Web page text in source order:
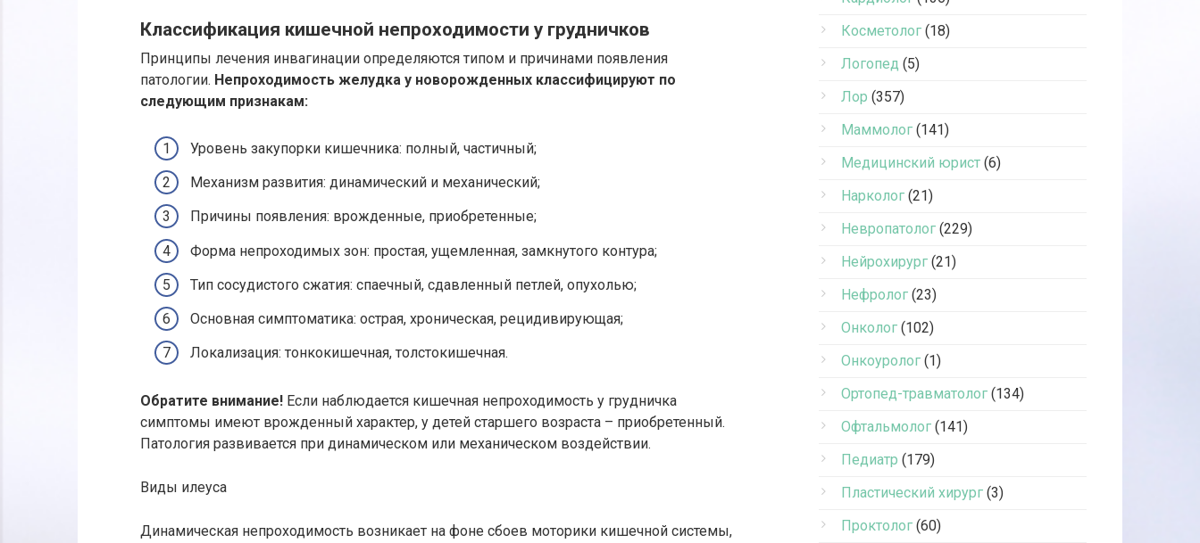
Классификация кишечной непроходимости у грудничков
Принципы лечения инвагинации определяются типом и причинами появления
патологии. Непроходимость желудка у новорожденных классифицируют по
следующим признакам:
Уровень закупорки кишечника: полный, частичный;
Механизм развития: динамический и механический;
Причины появления: врожденные, приобретенные;
Форма непроходимых зон: простая, ущемленная, замкнутого контура;
Тип сосудистого сжатия: спаечный, сдавленный петлей, опухолью;
Основная симптоматика: острая, хроническая, рецидивирующая;
Локализация: тонкокишечная, толстокишечная.
Обратите внимание! Если наблюдается кишечная непроходимость у грудничка
симптомы имеют врожденный характер, у детей старшего возраста – приобретенный.
Патология развивается при динамическом или механическом воздействии.
Виды илеуса
Динамическая непроходимость возникает на фоне сбоев моторики кишечной системы,
Косметолог (18)
Логопед (5)
Лор (357)
Маммолог (141)
Медицинский юрист (6)
Нарколог (21)
Невропатолог (229)
Нейрохирург (21)
Нефролог (23)
Онколог (102)
Онкоуролог (1)
Ортопед-травматолог (134)
Офтальмолог (141)
Педиатр (179)
Пластический хирург (3)
Проктолог (60)